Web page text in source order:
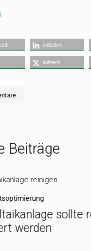
mitteilen
twittern
Beiträge
sollte
werden